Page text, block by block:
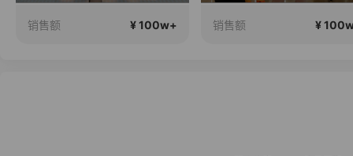
销售额 ¥ 100w+ 销售额 ¥